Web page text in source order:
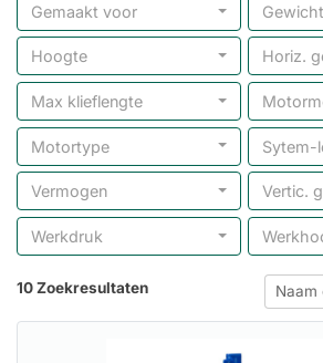
Gemaakt voor Gewicht
Hoogte Horiz.
Max klieflengte
Motortype Sytem-
Vermogen Vertic.
Werkdruk
10 Zoekresultaten